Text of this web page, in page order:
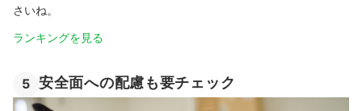
さいね。
ランキングを見る
5 安全面への配慮も要チェック